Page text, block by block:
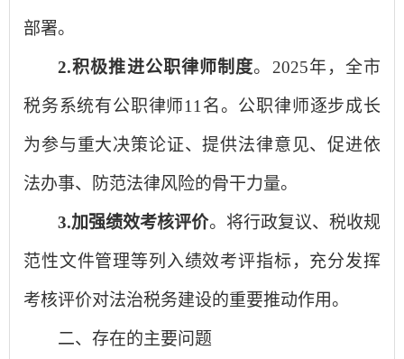
部署。
2.积极推进公职律师制度。2025年，全市
税务系统有公职律师11名。公职律师逐步成长
为参与重大决策论证、提供法律意见、促进依
法办事、防范法律风险的骨干力量。
3.加强绩效考核评价。将行政复议、税收规
范性文件管理等列入绩效考评指标，充分发挥
考核评价对法治税务建设的重要推动作用。
二、存在的主要问题